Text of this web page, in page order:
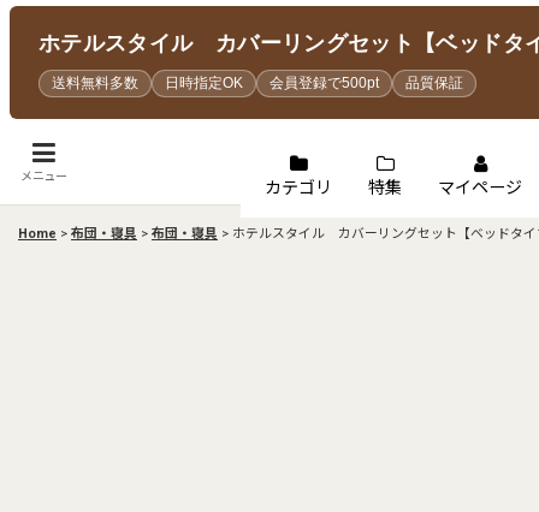
ホテルスタイル カバーリングセット【ベッドタ
送料無料多数 日時指定OK 会員登録で500pt 品質保証
メニュー
カテゴリ 特集 マイページ
Home > 布団・寝具 > 布団・寝具 > ホテルスタイル カバーリングセット【ベッドタ